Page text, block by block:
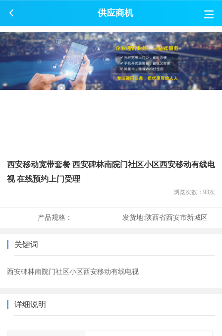
供应商机
西安移动宽带套餐 西安碑林南院门社区小区西安移动有线电
视 在线预约上门受理
浏览次数： 93次
产品规格： 发货地:陕西省西安市新城区
关键词
西安碑林南院门社区小区西安移动有线电视
详细说明